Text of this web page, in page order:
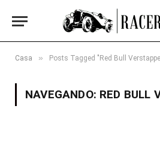
Casa » Posts Tagged "Red Bull
NAVEGANDO: RED BULL